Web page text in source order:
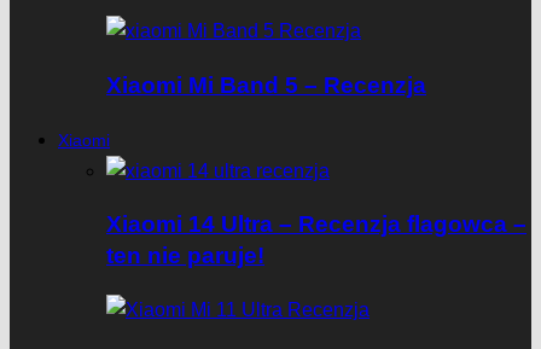
Xiaomi Mi Band 5 – Recenzja
Xiaomi
Xiaomi 14 Ultra – Recenzja flagowca –
ten nie paruje!